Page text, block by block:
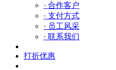
· 合作客户
· 支付方式
· 员工风采
· 联系我们
打折优惠